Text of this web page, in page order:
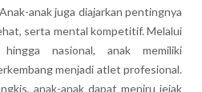
anak juga diajarkan pentingnya
serta mental kompetitif. Melalui
nasional, anak memiliki
menjadi atlet profesional.
anak-anak dapat meniru jejak